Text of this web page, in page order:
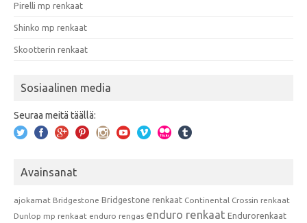
Pirelli mp renkaat
Shinko mp renkaat
Skootterin renkaat
Sosiaalinen media
Seuraa meitä täällä:
Avainsanat
ajokamat Bridgestone Bridgestone renkaat Continental Crossin renkaat
Dunlop mp renkaat enduro rengas enduro renkaat Endurorenkaat